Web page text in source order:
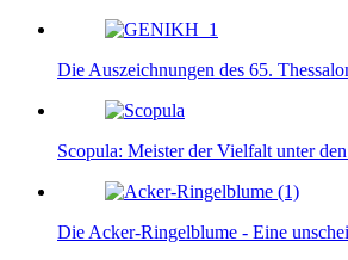
Die Auszeichnungen des 65.
Scopula: Meister der Vielfalt unter
Die Acker-Ringelblume - Eine